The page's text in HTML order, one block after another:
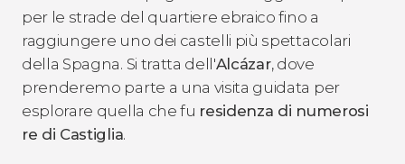
per le strade del quartiere ebraico fino a
raggiungere uno dei castelli più spettacolari
della Spagna. Si tratta dell'Alcázar, dove
prenderemo parte a una visita guidata per
esplorare quella che fu residenza di numerosi
re di Castiglia.